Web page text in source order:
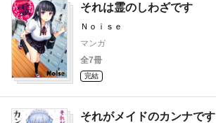
それは霊のしわざです
Ｎｏｉｓｅ
マンガ
全7冊
完結
それがメイドのカンナです